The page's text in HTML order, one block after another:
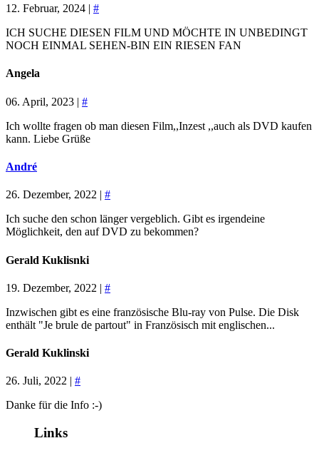
12. Februar, 2024 | #
ICH SUCHE DIESEN FILM UND MÖCHTE IN UNBEDINGT
NOCH EINMAL SEHEN-BIN EIN RIESEN FAN
Angela
06. April, 2023 | #
Ich wollte fragen ob man diesen Film,,Inzest ,,auch als DVD kaufen
kann. Liebe Grüße
André
26. Dezember, 2022 | #
Ich suche den schon länger vergeblich. Gibt es irgendeine
Möglichkeit, den auf DVD zu bekommen?
Gerald Kuklisnki
19. Dezember, 2022 | #
Inzwischen gibt es eine französische Blu-ray von Pulse. Die Disk
enthält "Je brule de partout" in Französisch mit englischen...
Gerald Kuklinski
26. Juli, 2022 | #
Danke für die Info :-)
Links